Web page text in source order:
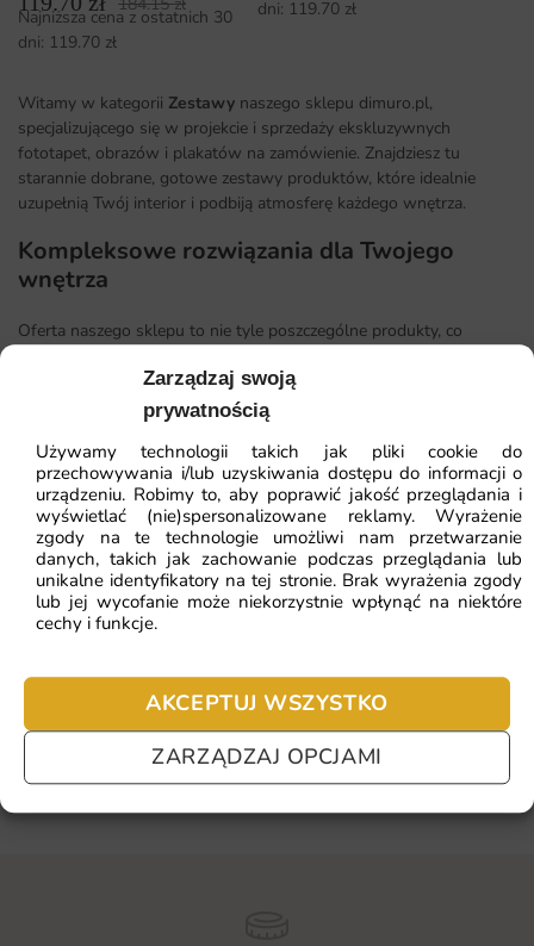
Zarządzaj swoją
prywatnością
Używamy technologii takich jak pliki cookie do
przechowywania i/lub uzyskiwania dostępu do informacji o
urządzeniu. Robimy to, aby poprawić jakość przeglądania i
wyświetlać (nie)spersonalizowane reklamy. Wyrażenie
zgody na te technologie umożliwi nam przetwarzanie
danych, takich jak zachowanie podczas przeglądania lub
unikalne identyfikatory na tej stronie. Brak wyrażenia zgody
lub jej wycofanie może niekorzystnie wpłynąć na niektóre
cechy i funkcje.
AKCEPTUJ WSZYSTKO
ZARZĄDZAJ OPCJAMI
Najniższa cena z ostatnich 30
dni: 119.70 zł
dni: 119.70 zł
Witamy w kategorii Zestawy naszego sklepu dimuro.pl,
specjalizującego się w projekcie i sprzedaży ekskluzywnych
fototapet, obrazów i plakatów na zamówienie. Znajdziesz tu
starannie dobrane, gotowe zestawy produktów, które idealnie
uzupełnią Twój interior i podbiją atmosferę każdego wnętrza.
Kompleksowe rozwiązania dla Twojego
wnętrza
Oferta naszego sklepu to nie tyle poszczególne produkty, co
Ciebie zestawy, które łączą fototapety, obrazy i plakaty w spójne
kompozycje. To idealne rozwiązanie dla osób, które cenią sobie
pod względem kolorystyki i stylu.
Wysoka jakość i nieskończona personalizacja
Znajdujące się w tej kategorii zestawy charakteryzują się niezwykle
wysoką jakością. Wykorzystujemy najnowocześniejsze technologie
druku i najwyższej jakości materiały, dzięki czemu nasi klienci
otrzymują produkty o nieskazitelnej jakości, idealnie
dostosować do swoich potrzeb, wybierając odpowiednie wymiary i
Odwiedź naszą kategorię Zestawy, by przekonać się, jak łatwo i